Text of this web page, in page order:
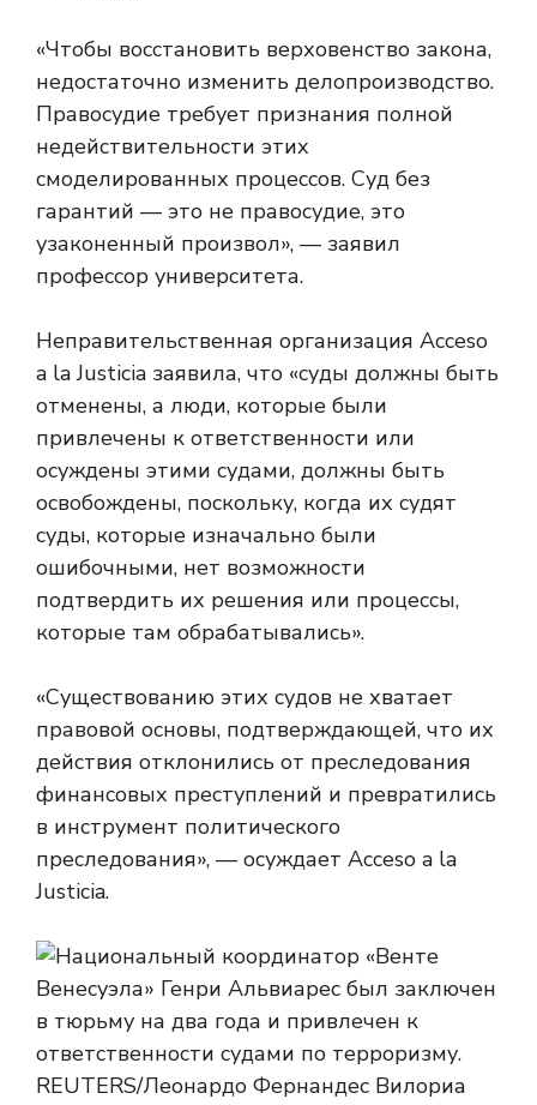
«Чтобы восстановить верховенство закона,
недостаточно изменить делопроизводство.
Правосудие требует признания полной
недействительности этих
смоделированных процессов. Суд без
гарантий — это не правосудие, это
узаконенный произвол», — заявил
профессор университета.
Неправительственная организация Acceso
a la Justicia заявила, что «суды должны быть
отменены, а люди, которые были
привлечены к ответственности или
осуждены этими судами, должны быть
освобождены, поскольку, когда их судят
суды, которые изначально были
ошибочными, нет возможности
подтвердить их решения или процессы,
которые там обрабатывались».
«Существованию этих судов не хватает
правовой основы, подтверждающей, что их
действия отклонились от преследования
финансовых преступлений и превратились
в инструмент политического
преследования», — осуждает Acceso a la
Justicia.